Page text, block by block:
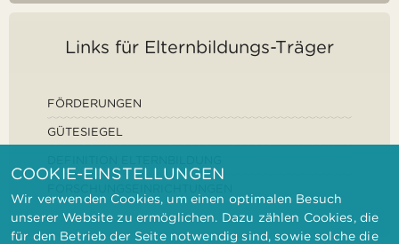
Links für Elternbildungs-Träger
FÖRDERUNGEN
GÜTESIEGEL
COOKIE-EINSTELLUNGEN
Wir verwenden Cookies, um einen optimalen Besuch
unserer Website zu ermöglichen. Dazu zählen Cookies, die
für den Betrieb der Seite notwendig sind, sowie solche die